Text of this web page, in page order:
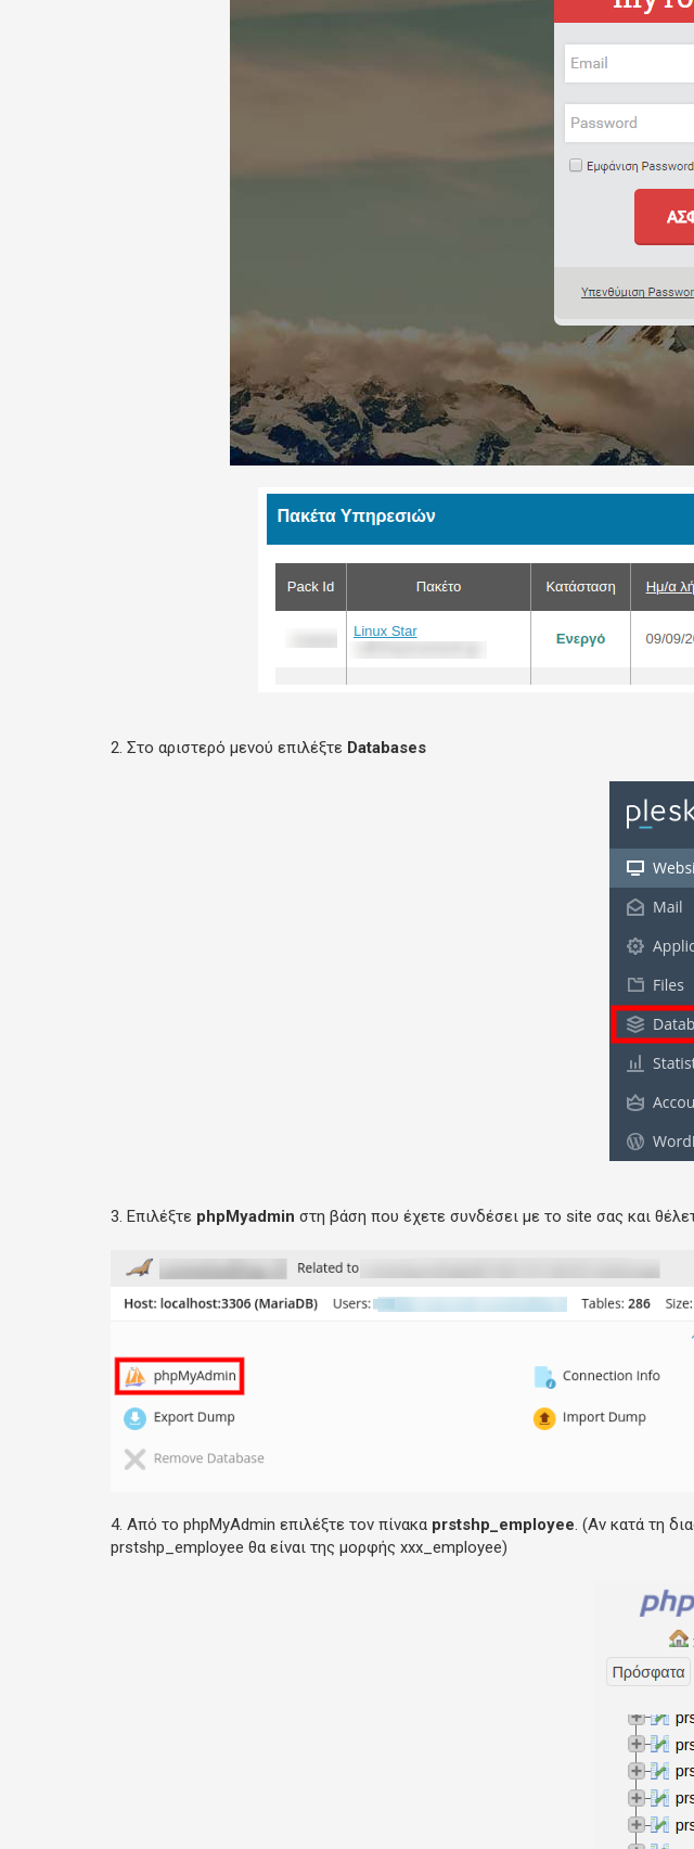
2. Στο αριστερό μενού επιλέξτε Databases
3. Επιλέξτε phpMyadmin στη βάση που έχετε συνδέσει με το site σας και
4. Από το phpMyAdmin επιλέξτε τον πίνακα prstshp_employee. (Αν κατά τη
prstshp_employee θα είναι της μορφής xxx_employee)